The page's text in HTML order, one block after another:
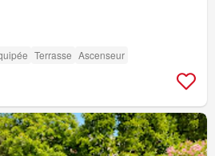
Terrasse Ascenseur